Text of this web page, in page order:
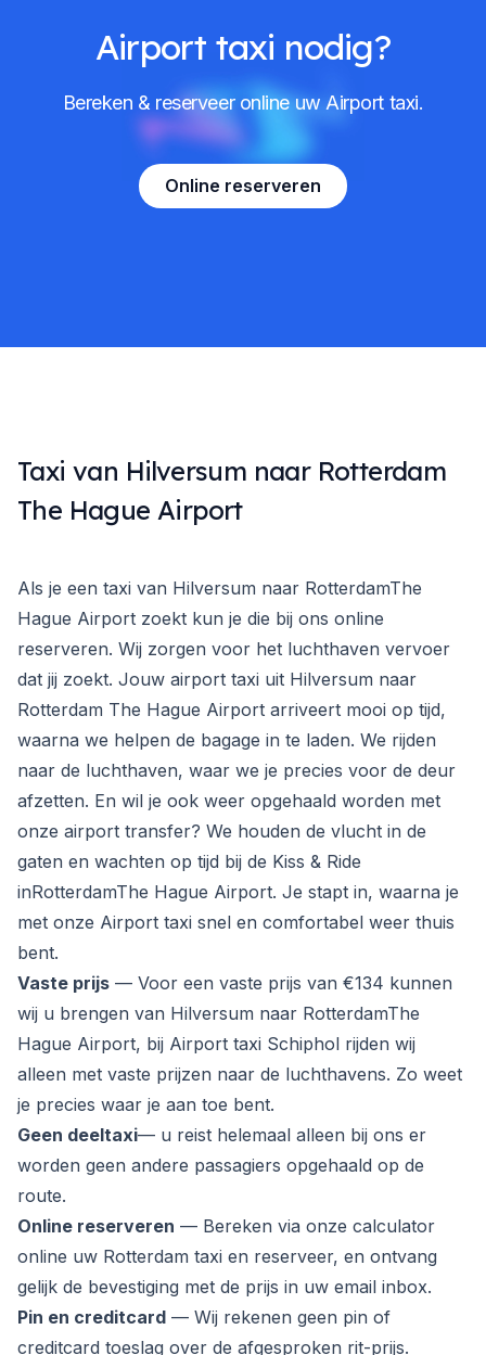
Airport taxi nodig?
Bereken & reserveer online uw Airport taxi.
Online reserveren
Taxi van Hilversum naar Rotterdam
The Hague Airport
Als je een taxi van Hilversum naar RotterdamThe
Hague Airport zoekt kun je die bij ons online
reserveren. Wij zorgen voor het luchthaven vervoer
dat jij zoekt. Jouw airport taxi uit Hilversum naar
Rotterdam The Hague Airport arriveert mooi op tijd,
waarna we helpen de bagage in te laden. We rijden
naar de luchthaven, waar we je precies voor de deur
afzetten. En wil je ook weer opgehaald worden met
onze airport transfer? We houden de vlucht in de
gaten en wachten op tijd bij de Kiss & Ride
inRotterdamThe Hague Airport. Je stapt in, waarna je
met onze Airport taxi snel en comfortabel weer thuis
bent.
Vaste prijs — Voor een vaste prijs van €134 kunnen
wij u brengen van Hilversum naar RotterdamThe
Hague Airport, bij Airport taxi Schiphol rijden wij
alleen met vaste prijzen naar de luchthavens. Zo weet
je precies waar je aan toe bent.
Geen deeltaxi— u reist helemaal alleen bij ons er
worden geen andere passagiers opgehaald op de
route.
Online reserveren — Bereken via onze calculator
online uw Rotterdam taxi en reserveer, en ontvang
gelijk de bevestiging met de prijs in uw email inbox.
Pin en creditcard — Wij rekenen geen pin of
creditcard toeslag over de afgesproken rit-prijs.